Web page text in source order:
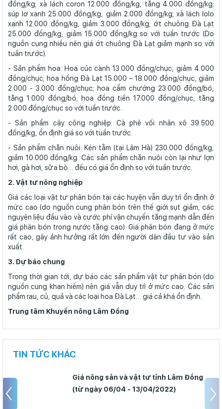
đồng/kg; xà lách coron 12.000 đồng/kg, tăng 4.000 đồng/kg;
súp lơ xanh 25.000 đồng/kg, giảm 2.000 đồng/kg; xà lách lolo
xanh 12.000 đồng/kg, giảm 3.000 đồng/kg; ớt chuông Đà Lạt
25.000 đồng/kg, giảm 15.000 đồng/kg so với tuần trước (Do
nguồn cung nhiều nên giá ớt chuông Đà Lạt giảm mạnh so với
tuần trước).
- Sản phẩm hoa: Hoa cúc cành 13.000 đồng/chục, giảm 4.000
đồng/chục; hoa hồng Đà Lạt 15.000 – 18.000 đồng/chục, giảm
2.000 - 3.000 đồng/chục; hoa cẩm chướng 23.000 đồng/bó,
tăng 1.000 đồng/bó; hoa đồng tiền 17.000 đồng/chục, tăng
2.000 đồng/chục so với tuần trước.
- Sản phẩm cây công nghiệp: Cà phê vối nhân xô 39.500
đồng/kg, ổn định giá so với tuần trước.
- Sản phẩm chăn nuôi: Kén tằm (tại Lâm Hà) 230.000 đồng/kg,
giảm 10.000 đồng/kg. Các sản phẩm chăn nuôi còn lại như lợn
hơi, gà hơi, sữa bò… đều có giá ổn định so với tuần trước.
2. Vật tư nông nghiệp
Giá các loại vật tư phân bón tại các huyện vẫn duy trì ổn định ở
mức cao (do nguồn cung phân bón trên thế giới sụt giảm, các
nguyên liệu đầu vào và cước phí vận chuyển tăng mạnh dẫn đến
giá phân bón trong nước tăng cao). Giá phân bón đang ở mức
rất cao, gây ảnh hưởng rất lớn đến người dân đầu tư vào sản
xuất.
3. Dự báo chung
Trong thời gian tới, dự báo các sản phẩm vật tư phân bón (do
nguồn cung khan hiếm) nên giá vẫn duy trì ở mức cao. Các sản
phẩm rau, củ, quả và các loại hoa Đà Lạt… giá cả khá ổn định.
Trung tâm Khuyến nông Lâm Đồng
TIN TỨC KHÁC
Giá nông sản và vật tư tỉnh Lâm Đồng
(từ ngày 06/04 - 13/04/2022)